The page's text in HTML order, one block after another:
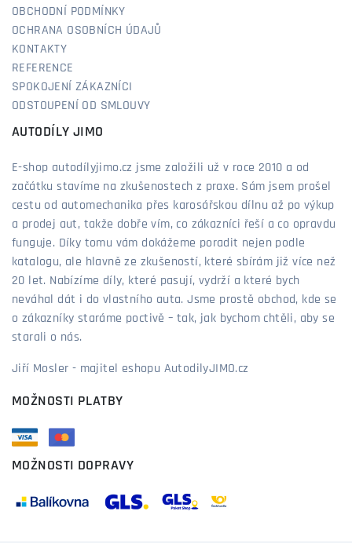
OBCHODNÍ PODMÍNKY
OCHRANA OSOBNÍCH ÚDAJŮ
KONTAKTY
REFERENCE
SPOKOJENÍ ZÁKAZNÍCI
ODSTOUPENÍ OD SMLOUVY
AUTODÍLY JIMO
E-shop autodílyjimo.cz jsme založili už v roce 2010 a od
začátku stavíme na zkušenostech z praxe. Sám jsem prošel
cestu od automechanika přes karosářskou dílnu až po výkup
a prodej aut, takže dobře vím, co zákazníci řeší a co opravdu
funguje. Díky tomu vám dokážeme poradit nejen podle
katalogu, ale hlavně ze zkušeností, které sbírám již více než
20 let. Nabízíme díly, které pasují, vydrží a které bych
neváhal dát i do vlastního auta. Jsme prostě obchod, kde se
o zákazníky staráme poctivě – tak, jak bychom chtěli, aby se
starali o nás.
Jiří Mosler - majitel eshopu AutodilyJIMO.cz
MOŽNOSTI PLATBY
MOŽNOSTI DOPRAVY